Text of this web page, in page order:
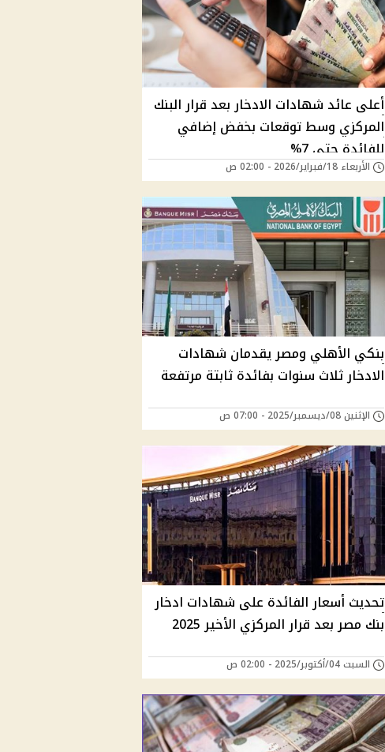
أعلى عائد شهادات الادخار بعد قرار البنك
المركزي وسط توقعات بخفض إضافي
للفائدة حتى 7%
الأربعاء 18/فبراير/2026 - 02:00 ص
بنكي الأهلي ومصر يقدمان شهادات
الادخار ثلاث سنوات بفائدة ثابتة مرتفعة
الإثنين 08/ديسمبر/2025 - 07:00 ص
تحديث أسعار الفائدة على شهادات ادخار
بنك مصر بعد قرار المركزي الأخير 2025
السبت 04/أكتوبر/2025 - 02:00 ص